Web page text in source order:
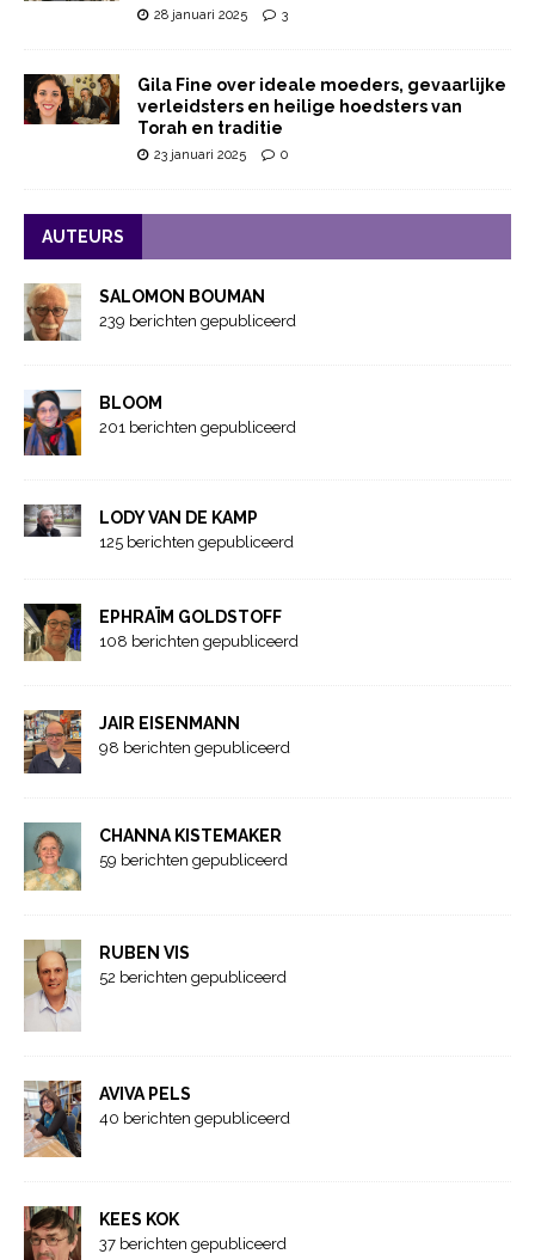
28 januari 2025 3
Gila Fine over ideale moeders, gevaarlijke
verleidsters en heilige hoedsters van
Torah en traditie
23 januari 2025 0
AUTEURS
SALOMON BOUMAN
239 berichten gepubliceerd
BLOOM
201 berichten gepubliceerd
LODY VAN DE KAMP
125 berichten gepubliceerd
EPHRAÏM GOLDSTOFF
108 berichten gepubliceerd
JAIR EISENMANN
98 berichten gepubliceerd
CHANNA KISTEMAKER
59 berichten gepubliceerd
RUBEN VIS
52 berichten gepubliceerd
AVIVA PELS
40 berichten gepubliceerd
KEES KOK
37 berichten gepubliceerd